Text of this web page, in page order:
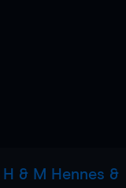
H & M Hennes &